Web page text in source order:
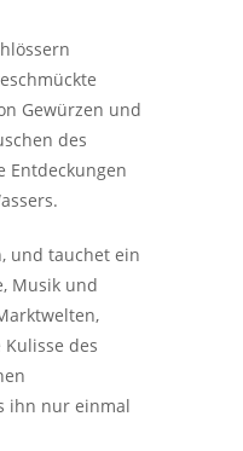
Gewürzen und
des
Entdeckungen
und tauchet ein
Musik und
des
ihn nur einmal